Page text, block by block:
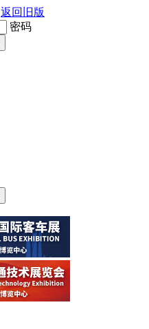
返回旧版
密码